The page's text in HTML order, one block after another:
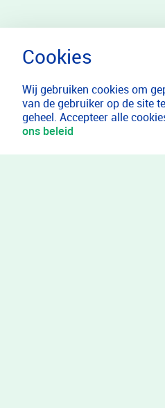
Wij gebruiken cookies om
van de gebruiker op de site
geheel. Accepteer alle
ons beleid